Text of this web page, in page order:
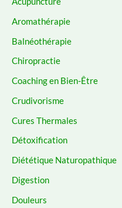
Aromathérapie
Balnéothérapie
Chiropractie
Coaching en Bien-Être
Crudivorisme
Cures Thermales
Détoxification
Diététique Naturopathique
Digestion
Douleurs